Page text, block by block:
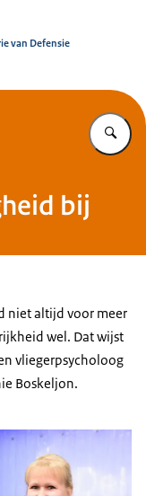
van Defensie
bij
niet altijd voor meer
wel. Dat wijst
vliegerpsycholoog
Boskeljon.